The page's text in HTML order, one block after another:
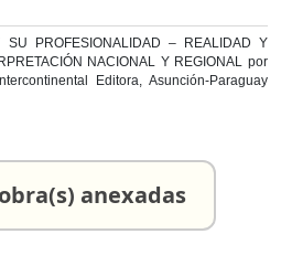
SU PROFESIONALIDAD – REALIDAD Y
NACIONAL Y REGIONAL por
Editora, Asunción-Paraguay
obra(s) anexadas